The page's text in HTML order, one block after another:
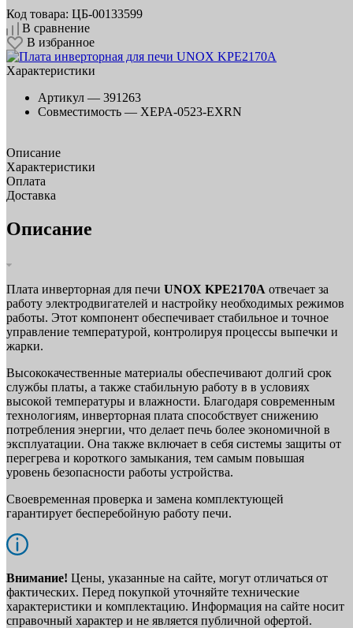
Код товара: ЦБ-00133599
В сравнение
В избранное
Характеристики
Артикул — 391263
Совместимость — XEPA-0523-EXRN
Описание
Характеристики
Оплата
Доставка
Описание
Плата инверторная для печи UNOX KPE2170A отвечает за
работу электродвигателей и настройку необходимых режимов
работы. Этот компонент обеспечивает стабильное и точное
управление температурой, контролируя процессы выпечки и
жарки.
Высококачественные материалы обеспечивают долгий срок
службы платы, а также стабильную работу в в условиях
высокой температуры и влажности. Благодаря современным
технологиям, инверторная плата способствует снижению
потребления энергии, что делает печь более экономичной в
эксплуатации. Она также включает в себя системы защиты от
перегрева и короткого замыкания, тем самым повышая
уровень безопасности работы устройства.
Своевременная проверка и замена комплектующей
гарантирует бесперебойную работу печи.
Внимание! Цены, указанные на сайте, могут отличаться от
фактических. Перед покупкой уточняйте технические
характеристики и комплектацию. Информация на сайте носит
справочный характер и не является публичной офертой.